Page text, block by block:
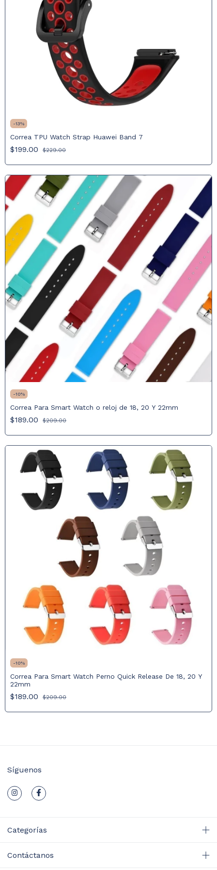
-13%
Correa TPU Watch Strap Huawei Band 7
$199.00 $229.00
-10%
Correa Para Smart Watch o reloj de 18, 20 Y 22mm
$189.00 $209.00
-10%
Correa Para Smart Watch Perno Quick Release De 18, 20 Y
22mm
$189.00 $209.00
Síguenos
Categorías
Contáctanos